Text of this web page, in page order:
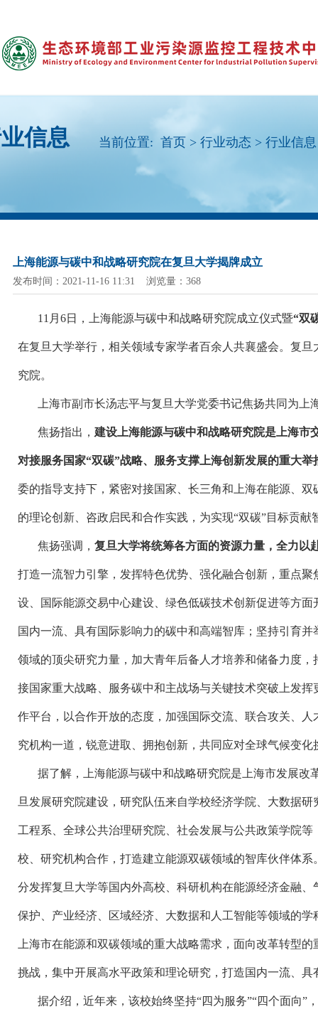
信息 当前位置: 首页 > 行业动态 > 行业信息
上海能源与碳中和战略研究院在复旦大学揭牌成立
发布时间：2021-11-16 11:31 浏览量：368
11月6日，上海能源与碳中和战略研究院成立仪式暨“双
在复旦大学举行，相关领域专家学者百余人共襄盛会。复
究院。
上海市副市长汤志平与复旦大学党委书记焦扬共同为
焦扬指出， 建设上海能源与碳中和战略研究院是上海市
对接服务国家“双碳”战略、服务支撑上海创新发展的重大举
委的指导支持下，紧密对接国家、长三角和上海在能源、
的理论创新、咨政启民和合作实践，为实现“双碳”目标贡献
焦扬强调， 复旦大学将统筹各方面的资源力量，全力以
打造一流智力引擎，发挥特色优势、强化融合创新，重点
设、国际能源交易中心建设、绿色低碳技术创新促进等方
国内一流、具有国际影响力的碳中和高端智库；坚持引育
领域的顶尖研究力量，加大青年后备人才培养和储备力度
接国家重大战略、服务碳中和主战场与关键技术突破上发
作平台，以合作开放的态度，加强国际交流、联合攻关、
究机构一道，锐意进取、拥抱创新，共同应对全球气候变
据了解，上海能源与碳中和战略研究院是上海市发展改
旦发展研究院建设，研究队伍来自学校经济学院、大数据
工程系、全球公共治理研究院、社会发展与公共政策学院
校、研究机构合作，打造建立能源双碳领域的智库伙伴体
分发挥复旦大学等国内外高校、科研机构在能源经济金融
保护、产业经济、区域经济、大数据和人工智能等领域的
上海市在能源和双碳领域的重大战略需求，面向改革转型
挑战，集中开展高水平政策和理论研究，打造国内一流、具
据介绍，近年来，该校始终坚持“四为服务”“四个面向”